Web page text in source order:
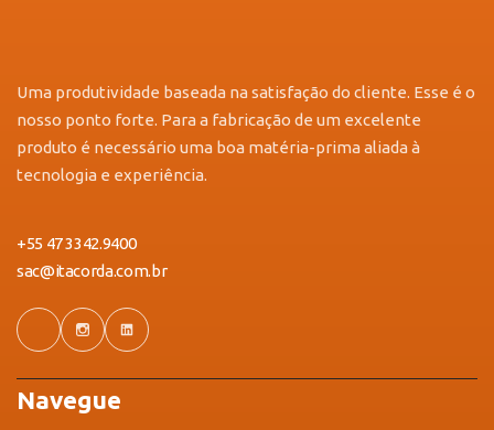
Uma produtividade baseada na satisfação do cliente. Esse é o
nosso ponto forte. Para a fabricação de um excelente
produto é necessário uma boa matéria-prima aliada à
tecnologia e experiência.
+55 47 3342.9400
sac@itacorda.com.br
Navegue